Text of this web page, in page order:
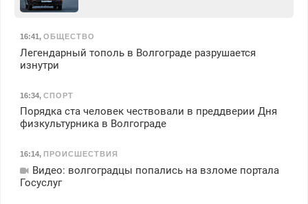
16:41, ОБЩЕСТВО
Легендарный тополь в Волгограде разрушается
изнутри
16:34, СПОРТ
Порядка ста человек чествовали в преддверии Дня
физкультурника в Волгограде
16:14, ПРОИСШЕСТВИЯ
Видео: волгоградцы попались на взломе портала
Госуслуг